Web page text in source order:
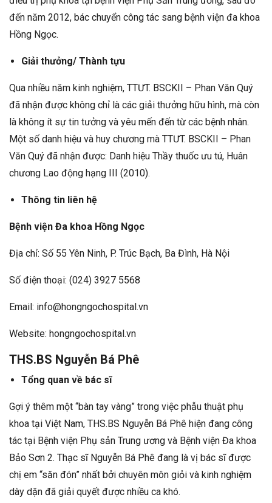
đến năm 2012, bác chuyển công tác sang bệnh viện đa khoa
Hồng Ngọc.
Giải thưởng/ Thành tựu
Qua nhiều năm kinh nghiệm, TTƯT. BSCKII – Phan Văn Quý
đã nhận được không chỉ là các giải thưởng hữu hình, mà còn
là không ít sự tin tưởng và yêu mến đến từ các bệnh nhân.
Một số danh hiệu và huy chương mà TTƯT. BSCKII – Phan
Văn Quý đã nhận được: Danh hiệu Thầy thuốc ưu tú, Huân
chương Lao động hạng III (2010).
Thông tin liên hệ
Bệnh viện Đa khoa Hồng Ngọc
Địa chỉ: Số 55 Yên Ninh, P. Trúc Bạch, Ba Đình, Hà Nội
Số điện thoại: (024) 3927 5568
Email: info@hongngochospital.vn
Website: hongngochospital.vn
THS.BS Nguyễn Bá Phê
Tổng quan về bác sĩ
Gợi ý thêm một “bàn tay vàng” trong việc phẫu thuật phụ
khoa tại Việt Nam, THS.BS Nguyễn Bá Phê hiện đang công
tác tại Bệnh viện Phụ sản Trung ương và Bệnh viện Đa khoa
Bảo Sơn 2. Thạc sĩ Nguyễn Bá Phê đang là vị bác sĩ được
chị em “săn đón” nhất bởi chuyên môn giỏi và kinh nghiệm
dày dặn đã giải quyết được nhiều ca khó.